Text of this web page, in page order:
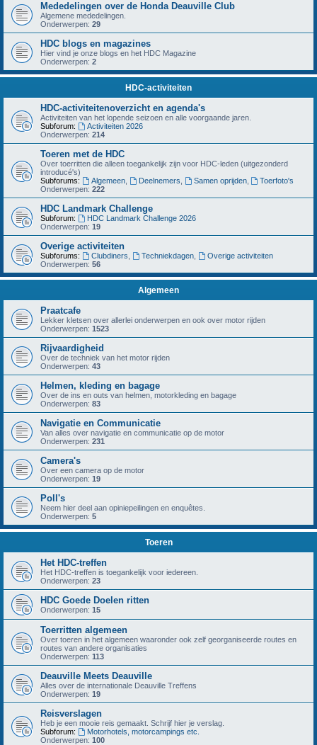
Mededelingen over de Honda Deauville Club
Algemene mededelingen.
Onderwerpen: 29
HDC blogs en magazines
Hier vind je onze blogs en het HDC Magazine
Onderwerpen: 2
HDC-activiteiten
HDC-activiteitenoverzicht en agenda's
Activiteiten van het lopende seizoen en alle voorgaande jaren.
Subforum:
Activiteiten 2026
Onderwerpen: 214
Toeren met de HDC
Over toerritten die alleen toegankelijk zijn voor HDC-leden (uitgezonderd
introducé's)
Subforums:
Algemeen, Deelnemers Samen oprijden,
Toerfoto's
Onderwerpen: 222
HDC Landmark Challenge
Subforum:
HDC Landmark Challenge 2026
Onderwerpen: 19
Overige activiteiten
Subforums: Clubdiners Techniekdagen,
Overige activiteiten
Onderwerpen: 56
Algemeen
Praatcafe
Lekker kletsen over allerlei onderwerpen en ook over motor rijden
Onderwerpen: 1523
Rijvaardigheid
Over de techniek van het motor rijden
Onderwerpen: 43
Helmen, kleding en bagage
Over de ins en outs van helmen, motorkleding en bagage
Onderwerpen: 83
Navigatie en Communicatie
Van alles over navigatie en communicatie op de motor
Onderwerpen: 231
Camera's
Over een camera op de motor
Onderwerpen: 19
Poll's
Neem hier deel aan opiniepeilingen en enquêtes.
Onderwerpen: 5
Toeren
Het HDC-treffen
Het HDC-treffen is toegankelijk voor iedereen.
Onderwerpen: 23
HDC Goede Doelen ritten
Onderwerpen: 15
Toerritten algemeen
Over toeren in het algemeen waaronder ook zelf georganiseerde routes en
routes van andere organisaties
Onderwerpen: 113
Deauville Meets Deauville
Alles over de internationale Deauville Treffens
Onderwerpen: 19
Reisverslagen
Heb je een mooie reis gemaakt. Schrijf hier je verslag.
Subforum:
Motorhotels, motorcampings etc.
Onderwerpen: 100